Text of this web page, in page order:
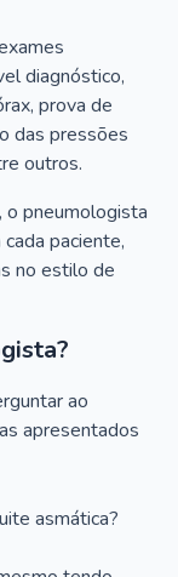
diagnóstico,
prova de
das pressões
outros.
o pneumologista
paciente,
no estilo de
ao
apresentados
asmática?